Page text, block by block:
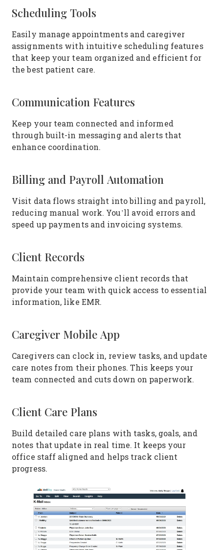
Scheduling Tools
Easily manage appointments and caregiver
assignments with intuitive scheduling features
that keep your team organized and efficient for
the best patient care.
Communication Features
Keep your team connected and informed
through built-in messaging and alerts that
enhance coordination.
Billing and Payroll Automation
Visit data flows straight into billing and payroll,
reducing manual work. You’ll avoid errors and
speed up payments and invoicing systems.
Client Records
Maintain comprehensive client records that
provide your team with quick access to essential
information, like EMR.
Caregiver Mobile App
Caregivers can clock in, review tasks, and update
care notes from their phones. This keeps your
team connected and cuts down on paperwork.
Client Care Plans
Build detailed care plans with tasks, goals, and
notes that update in real time. It keeps your
office staff aligned and helps track client
progress.